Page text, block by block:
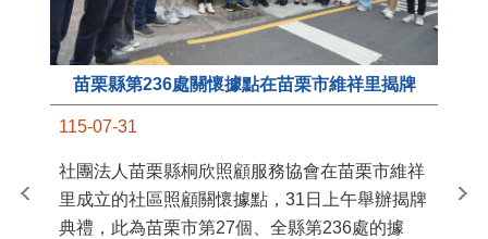
苗栗縣第236處關懷據點在苗栗市維祥里揭牌
115-07-31
社團法人苗栗縣桐欣照顧服務協會在苗栗市維祥
里成立的社區照顧關懷據點，31日上午舉辦揭牌
典禮，此為苗栗市第27個、全縣第236處的據
苗